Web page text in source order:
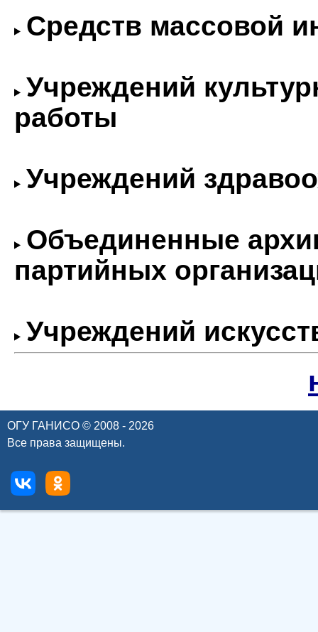
Средств массовой
Учреждений
работы
Учреждений
Объединенные
партийных
Учреждений
ОГУ ГАНИСО © 2008 - 2026
Все права защищены.